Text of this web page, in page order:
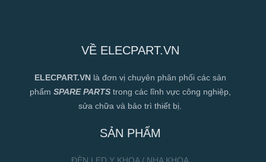
VỀ ELECPART.VN
ELECPART.VN là đơn vị chuyên phân phối các sản
phẩm SPARE PARTStrong các lĩnh vực công nghiệp,
sửa chữa và bảo trì thiết bị.
SẢN PHẨM
ĐÈN LED Y KHOA / NHA KHOA